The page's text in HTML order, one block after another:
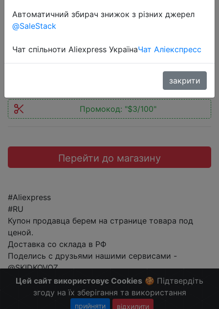
останова, площадь очистки,
моющая стирк�…
$240.09
Промокод: "$3/100"
Перейти до магазину
#Aliexpress
#RU
Купон продавца берем на странице товара под
ценой.
Доставка со склада в РФ
Поделись с друзьями нашими сервисами -
@SKIDKOVOZ
Больше скидок в telegramt.me/ChinaGoodBuy
Цей сайт використовує Cookies 🍪 Підтвердіть
згоду на їх зберігання та використання
прийняти відхилити
Автоматичний збирач знижок з різних джерел
@SaleStack
Чат спільноти Aliexpress УкраїнаЧат Аліекспресс
закрити